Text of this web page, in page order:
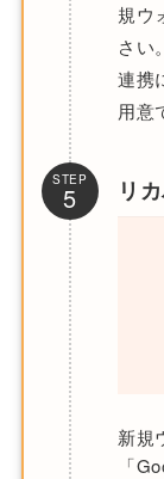
規ウ
さい
連携
用意
STEP
5 リ
新規
「